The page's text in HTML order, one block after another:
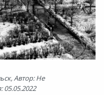
Автор: Не
05.05.2022